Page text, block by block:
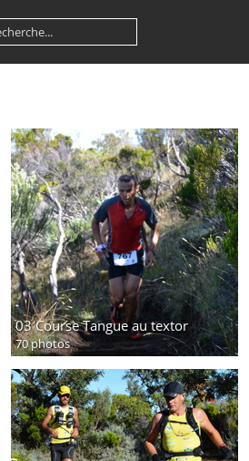
03 Course Tangue au textor
70 photos